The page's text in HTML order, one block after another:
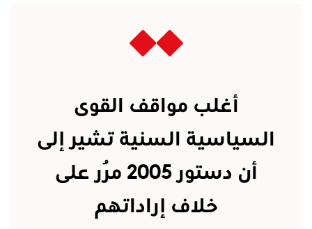
أغلب مواقف القوى
السياسية السنية تشير إلى
أن دستور 2005 مُرر على
خلاف إراداتهم